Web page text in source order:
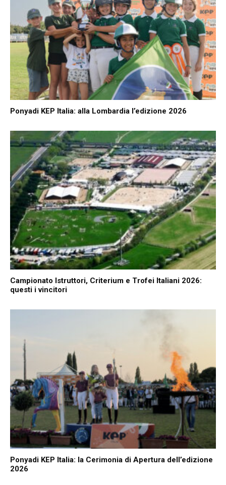
Ponyadi KEP Italia: alla Lombardia l’edizione 2026
Campionato Istruttori, Criterium e Trofei Italiani 2026:
questi i vincitori
Ponyadi KEP Italia: la Cerimonia di Apertura dell’edizione
2026